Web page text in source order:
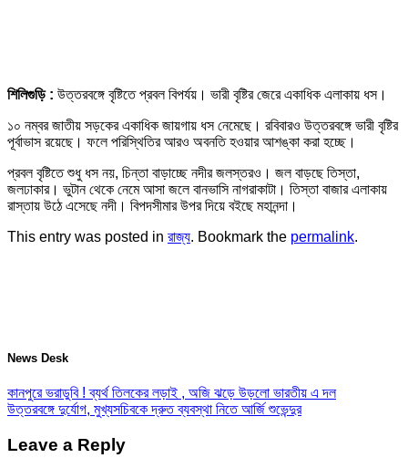
শিলিগুড়ি : উত্তরবঙ্গে বৃষ্টিতে প্রবল বিপর্যয়। ভারী বৃষ্টির জেরে একাধিক এলাকায় ধস।
১০ নম্বর জাতীয় সড়কের একাধিক জায়গায় ধস নেমেছে। রবিবারও উত্তরবঙ্গে ভারী বৃষ্টির
পূর্বাভাস রয়েছে। ফলে পরিস্থিতির আরও অবনতি হওয়ার আশঙ্কা করা হচ্ছে।
প্রবল বৃষ্টিতে শুধু ধস নয়, চিন্তা বাড়াচ্ছে নদীর জলস্তরও। জল বাড়ছে তিস্তা,
জলঢাকার। ভুটান থেকে নেমে আসা জলে বানভাসি নাগরাকাটা। তিস্তা বাজার এলাকায়
রাস্তায় উঠে এসেছে নদী। বিপদসীমার উপর দিয়ে বইছে মহানন্দা।
This entry was posted in রাজ্য. Bookmark the permalink.
News Desk
কানপুরে ভরাডুবি ! ব্যর্থ তিলকের লড়াই , অজি ঝড়ে উড়লো ভারতীয় এ দল
উত্তরবঙ্গে দুর্যোগ, মুখ্যসচিবকে দ্রুত ব্যবস্থা নিতে আর্জি শুভেন্দুর
Leave a Reply